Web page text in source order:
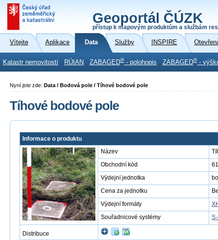
Geoportál ČÚZK
přístup k mapovým produktům a službám
Vítejte Aplikace Data Služby INSPIRE
Katastr nemovitostí RÚIAN ZABAGED® - polohopis ZABAGED® -
Nyní jste zde: Data / Bodová pole / Tíhové bodové pole
Tíhové bodové pole
Informace o produktu
Název
Obchodní kód
Výdejní jednotka
Cena za jednotku
Výdejní formáty
Souřadnicové systémy
Distribuce